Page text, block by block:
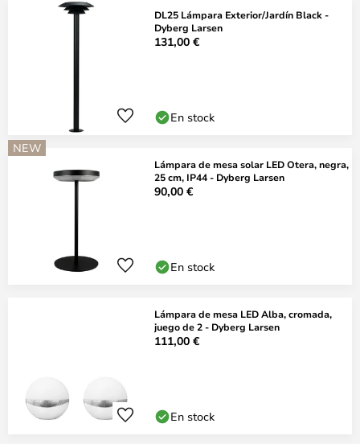
DL25 Lámpara Exterior/Jardín Black -
Dyberg Larsen
131,00 €
En stock
NEW
Lámpara de mesa solar LED Otera, negra,
25 cm, IP44 - Dyberg Larsen
90,00 €
En stock
Lámpara de mesa LED Alba, cromada,
juego de 2 - Dyberg Larsen
111,00 €
En stock